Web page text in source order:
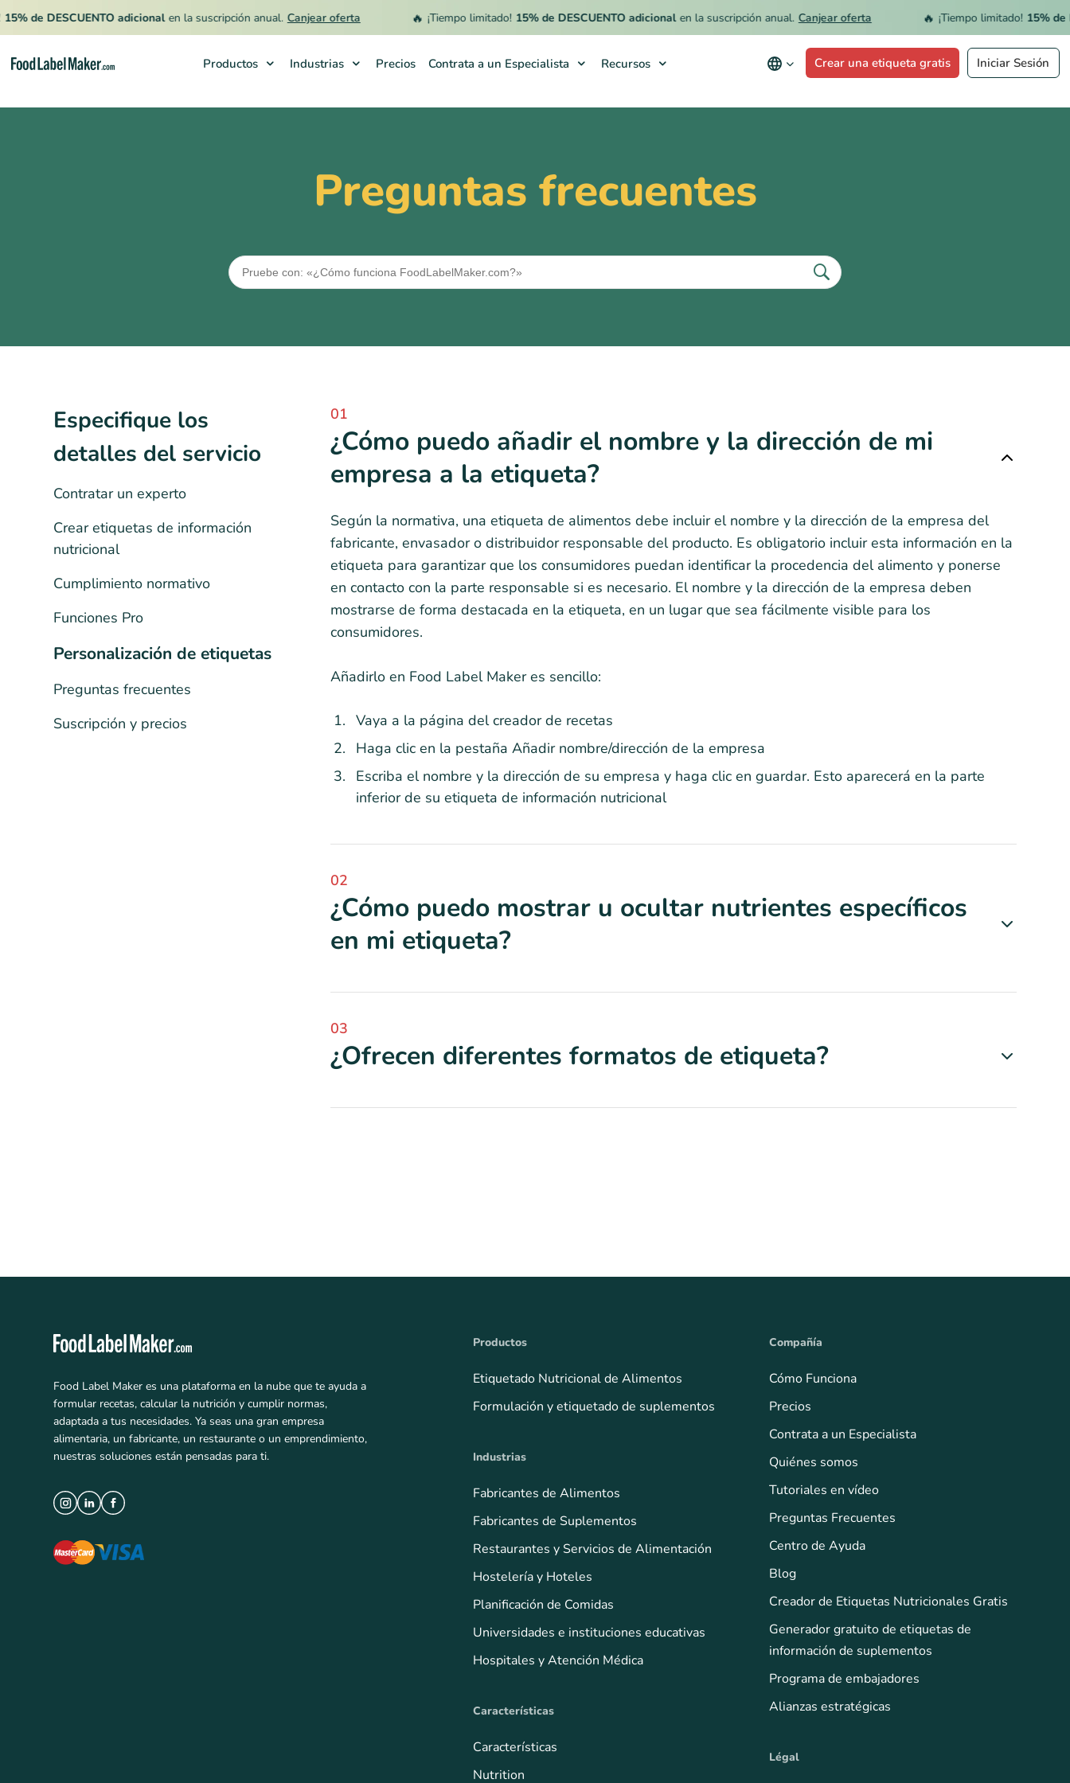
de DESCUENTO adicional en la suscripción anual. Canjear oferta ¡Tiempo limitado! 15% de DESCUENTO adicional en la suscripción anual. Canjear oferta ¡Tiempo limitado! 15% de
Productos Industrias Precios Contrata a un Especialista Recursos Crear una etiqueta gratis Iniciar Sesión
Preguntas frecuentes
Especifique los
detalles del servicio
Contratar un experto
Crear etiquetas de información
nutricional
Cumplimiento normativo
Funciones Pro
Personalización de etiquetas
Preguntas frecuentes
Suscripción y precios
01
¿Cómo puedo añadir el nombre y la dirección de mi
empresa a la etiqueta?
Según la normativa, una etiqueta de alimentos debe incluir el nombre y la dirección de la empresa del
fabricante, envasador o distribuidor responsable del producto. Es obligatorio incluir esta información en la
etiqueta para garantizar que los consumidores puedan identificar la procedencia del alimento y ponerse
en contacto con la parte responsable si es necesario. El nombre y la dirección de la empresa deben
mostrarse de forma destacada en la etiqueta, en un lugar que sea fácilmente visible para los
consumidores.
Añadirlo en Food Label Maker es sencillo:
Vaya a la página del creador de recetas
Haga clic en la pestaña Añadir nombre/dirección de la empresa
Escriba el nombre y la dirección de su empresa y haga clic en guardar. Esto aparecerá en la parte
inferior de su etiqueta de información nutricional
02
¿Cómo puedo mostrar u ocultar nutrientes específicos
en mi etiqueta?
03
¿Ofrecen diferentes formatos de etiqueta?
Food Label Maker es una plataforma en la nube que te ayuda a
formular recetas, calcular la nutrición y cumplir normas,
adaptada a tus necesidades. Ya seas una gran empresa
alimentaria, un fabricante, un restaurante o un emprendimiento,
nuestras soluciones están pensadas para ti.
Productos
Etiquetado Nutricional de Alimentos
Formulación y etiquetado de suplementos
Industrias
Fabricantes de Alimentos
Fabricantes de Suplementos
Restaurantes y Servicios de Alimentación
Hostelería y Hoteles
Planificación de Comidas
Universidades e instituciones educativas
Hospitales y Atención Médica
Características
Características
Nutrition
Compañía
Cómo Funciona
Precios
Contrata a un Especialista
Quiénes somos
Tutoriales en vídeo
Preguntas Frecuentes
Centro de Ayuda
Blog
Creador de Etiquetas Nutricionales Gratis
Generador gratuito de etiquetas de
información de suplementos
Programa de embajadores
Alianzas estratégicas
Légal
Productos